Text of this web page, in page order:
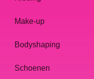
Make-up
Bodyshaping
Schoenen